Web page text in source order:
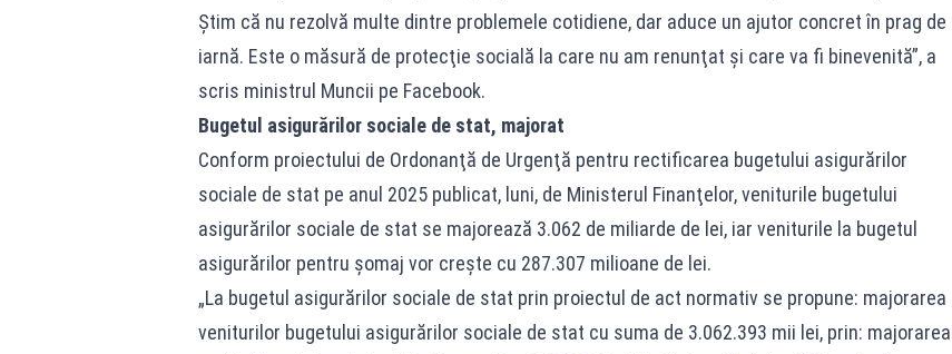
Ştim că nu rezolvă multe dintre problemele cotidiene, dar aduce un ajutor concret în prag de
iarnă. Este o măsură de protecţie socială la care nu am renunţat şi care va fi binevenită”, a
scris ministrul Muncii pe Facebook.
Bugetul asigurărilor sociale de stat, majorat
Conform proiectului de Ordonanţă de Urgenţă pentru rectificarea bugetului asigurărilor
sociale de stat pe anul 2025 publicat, luni, de Ministerul Finanţelor, veniturile bugetului
asigurărilor sociale de stat se majorează 3.062 de miliarde de lei, iar veniturile la bugetul
asigurărilor pentru şomaj vor creşte cu 287.307 milioane de lei.
„La bugetul asigurărilor sociale de stat prin proiectul de act normativ se propune: majorarea
veniturilor bugetului asigurărilor sociale de stat cu suma de 3.062.393 mii lei, prin: majorarea